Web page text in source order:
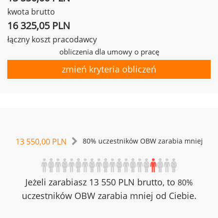
kwota brutto
16 325,05 PLN
łączny koszt pracodawcy
obliczenia dla umowy o pracę
zmień kryteria obliczeń
13 550,00 PLN 80% uczestników OBW zarabia mniej
Jeżeli zarabiasz 13 550 PLN brutto, to 80%
uczestników OBW zarabia mniej od Ciebie.